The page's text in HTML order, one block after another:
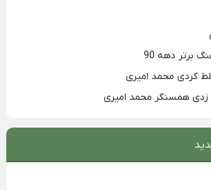
کردی محمد امیری
همسنگر محمد امیری